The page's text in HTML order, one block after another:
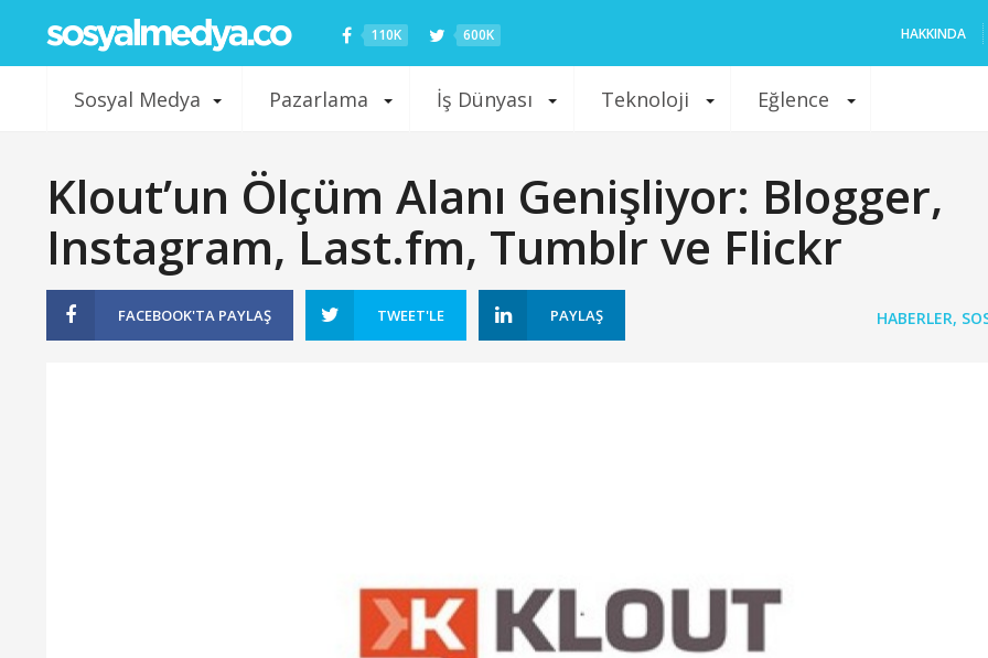
110K 600K HAKKINDA
Sosyal Medya Pazarlama İş Dünyası Teknoloji Eğlence
Klout’un Ölçüm Alanı Genişliyor: Blogger,
Instagram, Last.fm, Tumblr ve Flickr
FACEBOOK'TA PAYLAŞ TWEET'LE PAYLAŞ HABERLER,